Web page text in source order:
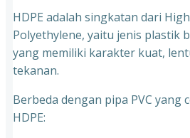
HDPE adalah singkatan dari
Polyethylene, yaitu jenis plastik
yang memiliki karakter kuat,
tekanan.
Berbeda dengan pipa PVC yang
HDPE: